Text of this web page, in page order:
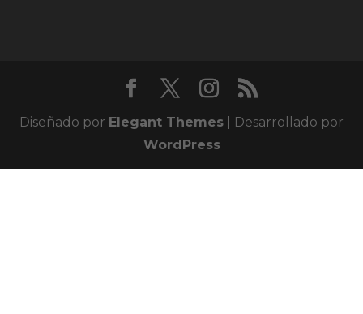
Diseñado por Elegant Themes | Desarrollado por
WordPress